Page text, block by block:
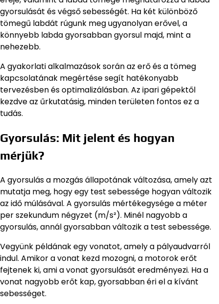
gyorsulását és végső sebességét. Ha két különböző
tömegű labdát rúgunk meg ugyanolyan erővel, a
könnyebb labda gyorsabban gyorsul majd, mint a
nehezebb.
A gyakorlati alkalmazások során az erő és a tömeg
kapcsolatának megértése segít hatékonyabb
tervezésben és optimalizálásban. Az ipari gépektől
kezdve az űrkutatásig, minden területen fontos ez a
tudás.
Gyorsulás: Mit jelent és hogyan
mérjük?
A gyorsulás a mozgás állapotának változása, amely azt
mutatja meg, hogy egy test sebessége hogyan változik
az idő múlásával. A gyorsulás mértékegysége a méter
per szekundum négyzet (m/s²). Minél nagyobb a
gyorsulás, annál gyorsabban változik a test sebessége.
Vegyünk példának egy vonatot, amely a pályaudvarról
indul. Amikor a vonat kezd mozogni, a motorok erőt
fejtenek ki, ami a vonat gyorsulását eredményezi. Ha a
vonat nagyobb erőt kap, gyorsabban éri el a kívánt
sebességet.